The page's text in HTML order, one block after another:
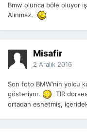
Bmw olunca böle oluyor
Alınmaz.
Misafir
2 Aralık 2016
Son foto BMW'nin yolcu
gösteriyor.
TIR
ortadan esnetmiş,